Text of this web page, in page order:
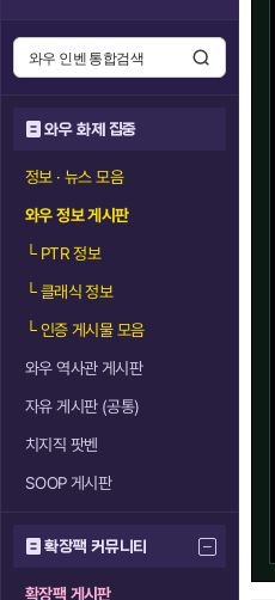
와우 화제 집중
정보 · 뉴스 모음
와우 정보 게시판
└PTR 정보
└클래식 정보
└인증 게시물 모음
와우 역사관 게시판
자유 게시판 (공통)
치지직 팟벤
SOOP 게시판
확장팩 커뮤니티
확장팩 게시판